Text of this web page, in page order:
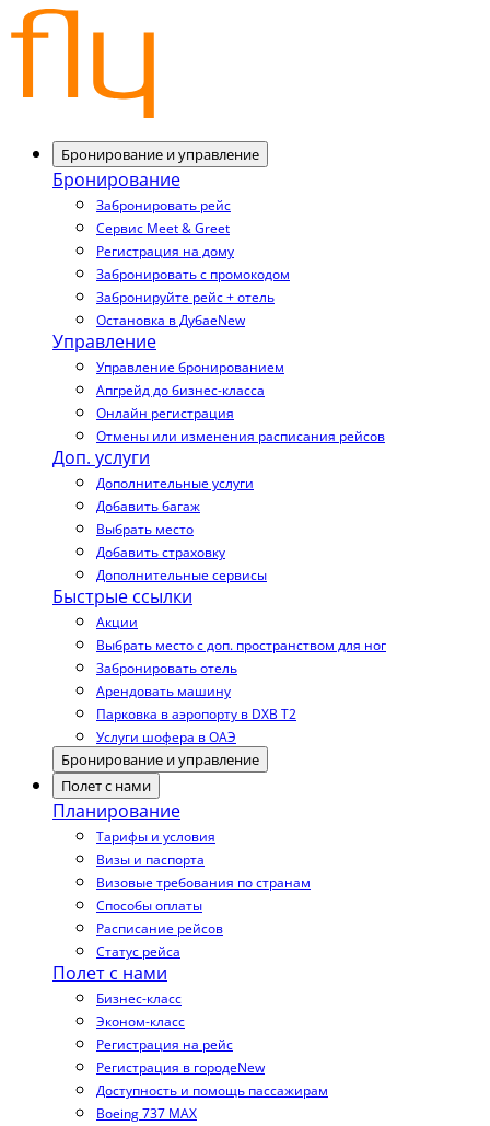
Бронирование и управление
Бронирование
Забронировать рейс
Сервис Meet & Greet
Регистрация на дому
Забронировать с промокодом
Забронируйте рейс + отель
Остановка в ДубаеNew
Управление
Управление бронированием
Апгрейд до бизнес-класса
Онлайн регистрация
Отмены или изменения расписания рейсов
Доп. услуги
Дополнительные услуги
Добавить багаж
Выбрать место
Добавить страховку
Дополнительные сервисы
Быстрые ссылки
Акции
Выбрать место с доп. пространством для ног
Забронировать отель
Арендовать машину
Парковка в аэропорту в DXB T2
Услуги шофера в ОАЭ
Бронирование и управление
Полет с нами
Планирование
Тарифы и условия
Визы и паспорта
Визовые требования по странам
Способы оплаты
Расписание рейсов
Статус рейса
Полет с нами
Бизнес-класс
Эконом-класс
Регистрация на рейс
Регистрация в городеNew
Доступность и помощь пассажирам
Boeing 737 MAX